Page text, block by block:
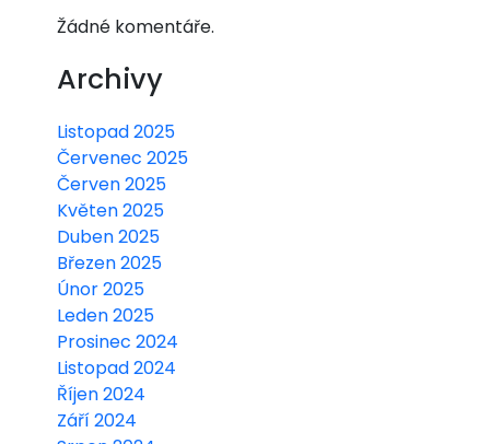
Žádné komentáře.
Archivy
Listopad 2025
Červenec 2025
Červen 2025
Květen 2025
Duben 2025
Březen 2025
Únor 2025
Leden 2025
Prosinec 2024
Listopad 2024
Říjen 2024
Září 2024